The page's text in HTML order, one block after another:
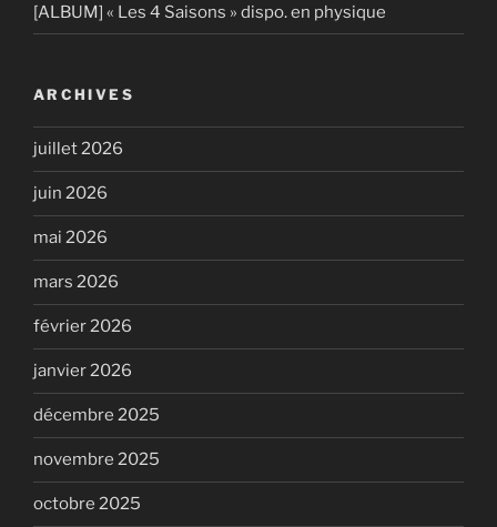
[ALBUM] « Les 4 Saisons » dispo. en physique
ARCHIVES
juillet 2026
juin 2026
mai 2026
mars 2026
février 2026
janvier 2026
décembre 2025
novembre 2025
octobre 2025